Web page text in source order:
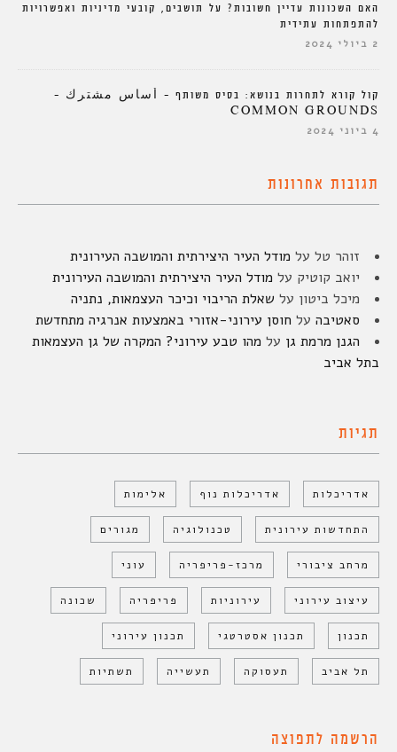
האם השכונות עדיין חשובות? על תושבים, קובעי מדיניות ואפשרויות
להתפתחות עתידית
2 ביולי 2024
קול קורא לתחרות בנושא: בסיס משותף – أساس مشترك –
COMMON GROUNDS
4 ביוני 2024
תגובות אחרונות
זוהר טל על מודל העיר היצירתית והמושבה העירונית
יואב קוטיק על מודל העיר היצירתית והמושבה העירונית
מיכל ביטון על שאלת הריבוי וכיכר העצמאות, נתניה
סאטיבה על חוסן עירוני-אזורי באמצעות אנרגיה מתחדשת
הגנן מרמת גן על מהו טבע עירוני? המקרה של גן העצמאות
בתל אביב
תגיות
אדריכלות אדריכלות נוף אלימות
התחדשות עירונית טכנולוגיה מגורים
מרחב ציבורי מרכז-פריפריה עוני
עיצוב עירוני עירוניות פריפריה שכונה
תכנון תכנון אסטרטגי תכנון עירוני
תל אביב תעסוקה תעשייה תשתיות
הרשמה לתפוצה